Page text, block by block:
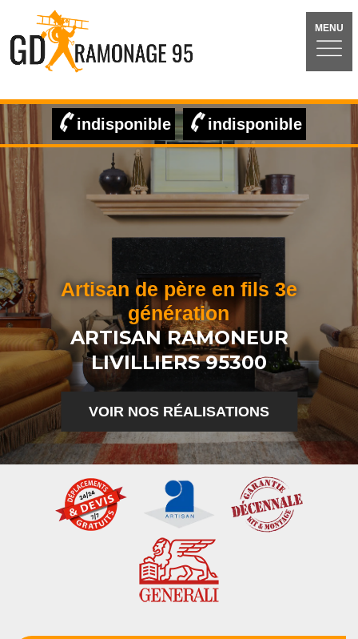
MENU
indisponible indisponible
Artisan de père en fils 3e
génération
ARTISAN RAMONEUR
LIVILLIERS 95300
VOIR NOS RÉALISATIONS